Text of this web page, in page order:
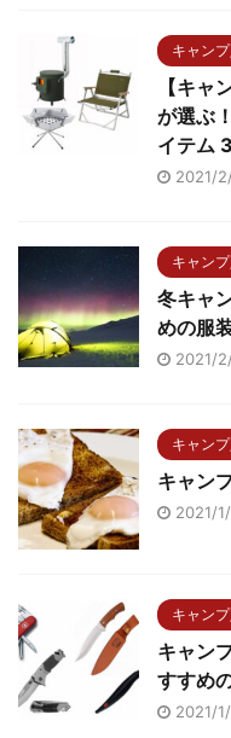
キャン
【キャ
が選ぶ
イテム
2021/
キャン
冬キャ
めの服
2021/
キャン
キャン
2021/
キャン
キャン
すすめ
2021/